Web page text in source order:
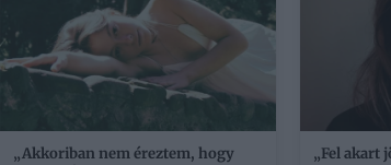
„Akkoriban nem éreztem, hogy
„Fel akart